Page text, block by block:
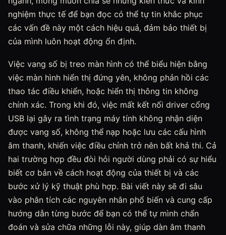
nghiệm thực tế để bạn đọc có thể tự tin khắc phục
các vấn đề này một cách hiệu quả, đảm bảo thiết bị
của mình luôn hoạt động ổn định.
Việc vang số bị treo màn hình có thể biểu hiện bằng
việc màn hình hiển thị đứng yên, không phản hồi các
thao tác điều khiển, hoặc hiển thị thông tin không
chính xác. Trong khi đó, việc mất kết nối driver cổng
USB lại gây ra tình trạng máy tính không nhận diện
được vang số, không thể nạp hoặc lưu các cấu hình
âm thanh, khiến việc điều chỉnh trở nên bất khả thi. Cả
hai trường hợp đều đòi hỏi người dùng phải có sự hiểu
biết cơ bản về cách hoạt động của thiết bị và các
bước xử lý kỹ thuật phù hợp. Bài viết này sẽ đi sâu
vào phân tích các nguyên nhân phổ biến và cung cấp
hướng dẫn từng bước để bạn có thể tự mình chẩn
đoán và sửa chữa những lỗi này, giúp dàn âm thanh